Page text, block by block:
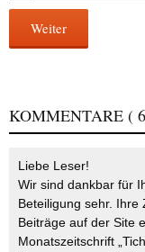
Weiter
KOMMENTARE (
Liebe Leser!
Wir sind dankbar für
Beteiligung sehr.
Beiträge auf der Site
Monatszeitschrift